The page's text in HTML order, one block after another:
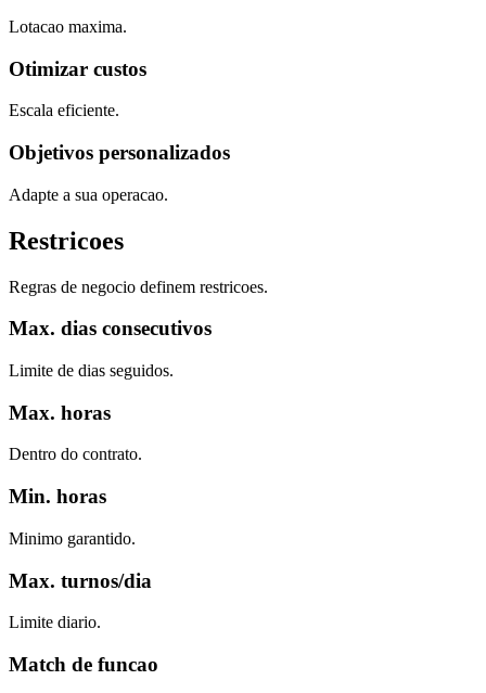
Lotacao maxima.
Otimizar custos
Escala eficiente.
Objetivos personalizados
Adapte a sua operacao.
Restricoes
Regras de negocio definem restricoes.
Max. dias consecutivos
Limite de dias seguidos.
Max. horas
Dentro do contrato.
Min. horas
Minimo garantido.
Max. turnos/dia
Limite diario.
Match de funcao